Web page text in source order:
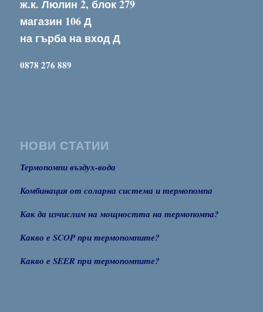
ж.к. Люлин 2, блок 279
магазин 106 Д
на гърба на вход Д
0878 276 889
НОВИ СТАТИИ
Термопомпи въздух-вода
Комбинация от соларна система и термопомпа
Как да изчислим на мощността на термопомпа?
Какво е SCOP при термопомпите?
Какво е SEER при термопомпите?